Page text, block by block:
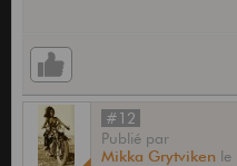
#12
Publié par
Mikka Grytviken le